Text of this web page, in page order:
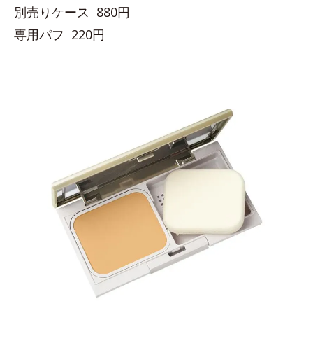
別売りケース 880円
専用パフ 220円